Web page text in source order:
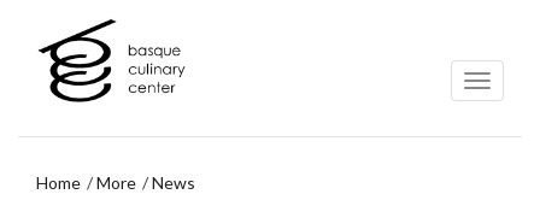
navigation
Home More News